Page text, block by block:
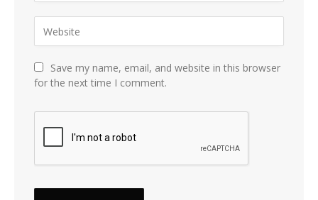
Save my name, email, and website in this browser
for the next time I comment.